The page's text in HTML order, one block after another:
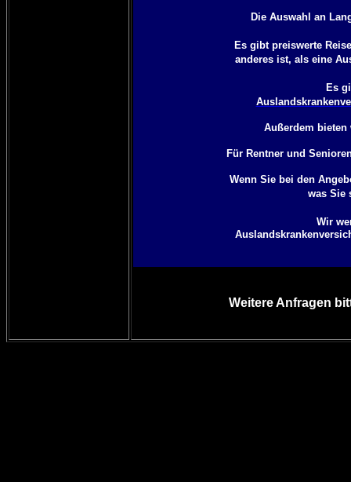
Die Auswahl an
Es gibt preiswerte
anderes ist, als eine
Es
Außerdem
Für Rentner und
Wenn Sie bei den
was Sie
Wir
Weitere Anfragen